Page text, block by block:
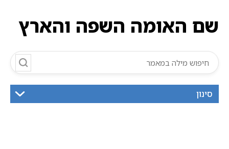
שם האומה השפה והארץ
סינון